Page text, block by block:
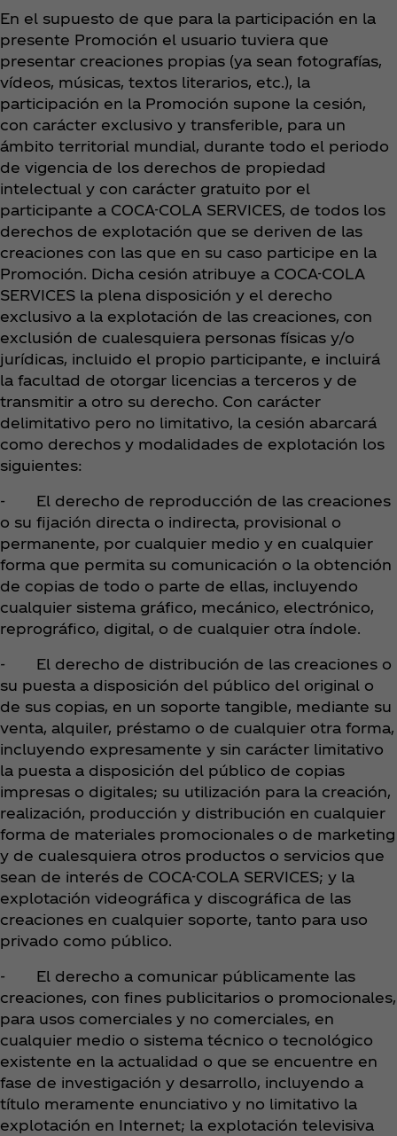
En el supuesto de que para la participación en la
presente Promoción el usuario tuviera que
presentar creaciones propias (ya sean fotografías,
vídeos, músicas, textos literarios, etc.), la
participación en la Promoción supone la cesión,
con carácter exclusivo y transferible, para un
ámbito territorial mundial, durante todo el periodo
de vigencia de los derechos de propiedad
intelectual y con carácter gratuito por el
participante a COCA-COLA SERVICES, de todos los
derechos de explotación que se deriven de las
creaciones con las que en su caso participe en la
Promoción. Dicha cesión atribuye a COCA-COLA
SERVICES la plena disposición y el derecho
exclusivo a la explotación de las creaciones, con
exclusión de cualesquiera personas físicas y/o
jurídicas, incluido el propio participante, e incluirá
la facultad de otorgar licencias a terceros y de
transmitir a otro su derecho. Con carácter
delimitativo pero no limitativo, la cesión abarcará
como derechos y modalidades de explotación los
siguientes:
- El derecho de reproducción de las creaciones
o su fijación directa o indirecta, provisional o
permanente, por cualquier medio y en cualquier
forma que permita su comunicación o la obtención
de copias de todo o parte de ellas, incluyendo
cualquier sistema gráfico, mecánico, electrónico,
reprográfico, digital, o de cualquier otra índole.
- El derecho de distribución de las creaciones o
su puesta a disposición del público del original o
de sus copias, en un soporte tangible, mediante su
venta, alquiler, préstamo o de cualquier otra forma,
incluyendo expresamente y sin carácter limitativo
la puesta a disposición del público de copias
impresas o digitales; su utilización para la creación,
realización, producción y distribución en cualquier
forma de materiales promocionales o de marketing
y de cualesquiera otros productos o servicios que
sean de interés de COCA-COLA SERVICES; y la
explotación videográfica y discográfica de las
creaciones en cualquier soporte, tanto para uso
privado como público.
- El derecho a comunicar públicamente las
creaciones, con fines publicitarios o promocionales,
para usos comerciales y no comerciales, en
cualquier medio o sistema técnico o tecnológico
existente en la actualidad o que se encuentre en
fase de investigación y desarrollo, incluyendo a
título meramente enunciativo y no limitativo la
explotación en Internet; la explotación televisiva